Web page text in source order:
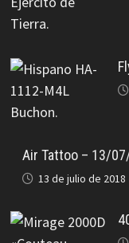
Air Tattoo – 13/
13 de julio de 2018